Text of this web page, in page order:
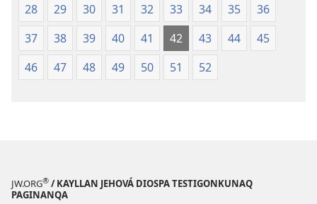
28
29 30 31 32 33 34 35
36
37
38 39 40 41 42 43 44
45
46
47 48 49 50 51 52
JW.ORG® / KAYLLAN JEHOVÁ DIOSPA TESTIGONKUNAQ
PAGINANQA